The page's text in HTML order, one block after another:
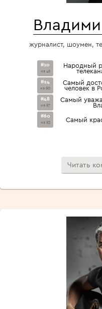
журналист, шоумен,
#10
из 46
Народный
#24
из 60
Самый
человек в
#48
из 67
Самый
#60
из 63 Самый
Читать